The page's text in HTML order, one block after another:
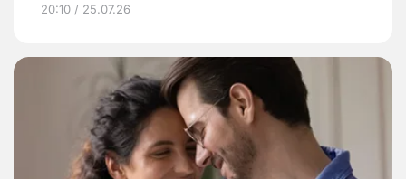
20:10 / 25.07.26